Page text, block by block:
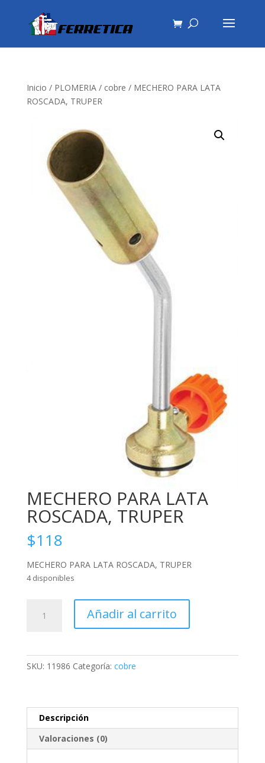
Inicio / PLOMERIA/ cobre / MECHERO PARA LATA
ROSCADA, TRUPER
MECHERO PARA LATA
ROSCADA, TRUPER
$118
MECHERO PARA LATA ROSCADA, TRUPER
4 disponibles
PARA
Añadir al carrito
SKU: 11986 Categoría: cobre
Descripción
Valoraciones (0)